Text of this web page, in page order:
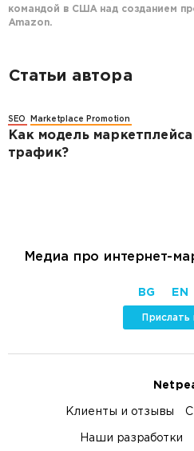
командой в США над созданием
Amazon.
Статьи автора
SEO Marketplace Promotion
Как модель
трафик?
Медиа про интернет-
BG EN
Прислать
Клиенты и отзывы
Наши разработки